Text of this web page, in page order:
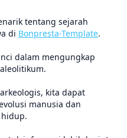
tentang sejarah
di Bonpresta-Template.
dalam mengungkap
kita dapat
manusia dan